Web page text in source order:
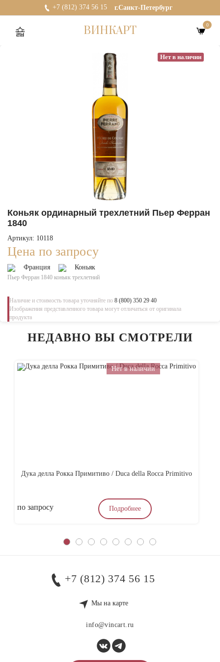
+7 (812) 374 56 15 г.Санкт-Петербург
ВИНКАРТ 0
Нет в наличии
Коньяк ординарный трехлетний Пьер Ферран
1840
Артикул: 10118
Цена по запросу
Франция Коньяк
Пьер Ферран 1840 коньяк трехлетний
Наличие и стоимость товара уточняйте по 8 (800) 350 29 40
Изображения представленного товара могут отличаться от оригинала
продукта
НЕДАВНО ВЫ СМОТРЕЛИ
Нет в наличии
Дука делла Рокка Примитиво / Duca della Rocca Primitivo
по запросу Подробнее
+7 (812) 374 56 15
Мы на карте
info@vincart.ru